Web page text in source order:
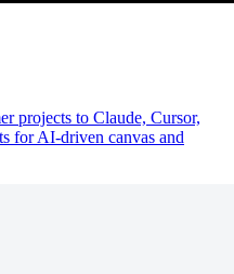
projects to Claude, Cursor,
for AI-driven canvas and